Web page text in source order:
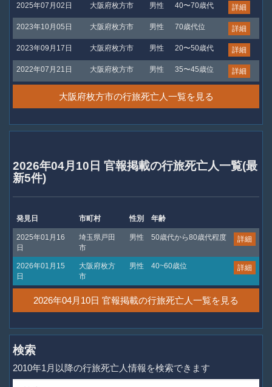
2025年07月02日 大阪府枚方市 男性 40〜70歳代 詳細
2023年10月05日 大阪府枚方市 男性 70歳代位 詳細
2023年09月17日 大阪府枚方市 男性 20〜50歳代 詳細
2022年07月21日 大阪府枚方市 男性 35〜45歳位 詳細
大阪府枚方市の行旅死亡人一覧を見る
2026年04月10日 官報掲載の行旅死亡人一覧(最
新5件)
発見日 市町村 性別 年齢
2025年01月16
日
埼玉県戸田
市
男性 50歳代から80歳代程度 詳細
2026年01月15
日
大阪府枚方
市
男性 40~60歳位 詳細
2026年04月10日 官報掲載の行旅死亡人一覧を見る
検索
2010年1月以降の行旅死亡人情報を検索できます